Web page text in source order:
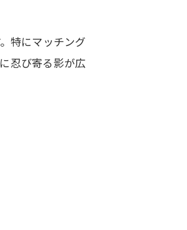
特にマッチング
忍び寄る影が広